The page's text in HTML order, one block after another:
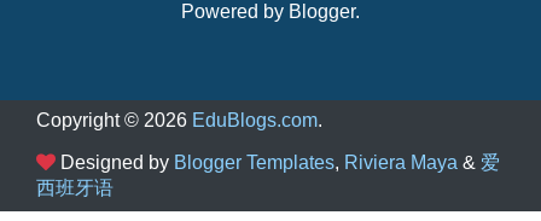
Powered by Blogger.
Copyright © 2026 EduBlogs.com.
Designed by Blogger Templates, Riviera Maya & 爱
西班牙语